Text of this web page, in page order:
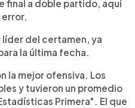
final a doble partido, aquí
error.
del certamen, ya
la última fecha.
la mejor ofensiva. Los
y tuvieron un promedio
Primera". El que